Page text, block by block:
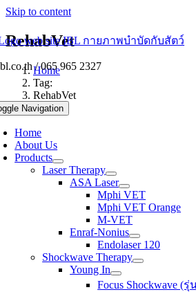
Skip to content
/ 065 965 2327
Navigation
Home
About Us
Products
Laser Therapy
ASA Laser
Mphi VET
Mphi VET Orange
M-VET
Enraf-Nonius
Endolaser 120
Shockwave Therapy
Young In
Focus Shockwave (
RehabVet
Home
Tag:
RehabVet